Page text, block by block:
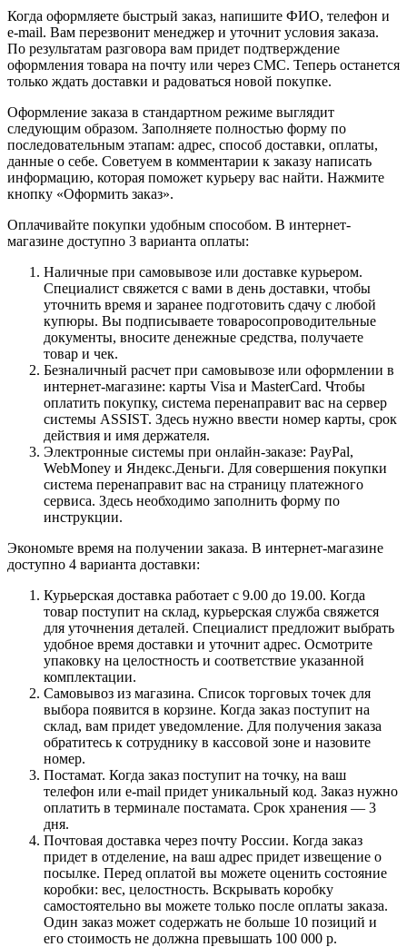
Когда оформляете быстрый заказ, напишите ФИО, телефон и
e-mail. Вам перезвонит менеджер и уточнит условия заказа.
По результатам разговора вам придет подтверждение
оформления товара на почту или через СМС. Теперь останется
только ждать доставки и радоваться новой покупке.
Оформление заказа в стандартном режиме выглядит
следующим образом. Заполняете полностью форму по
последовательным этапам: адрес, способ доставки, оплаты,
данные о себе. Советуем в комментарии к заказу написать
информацию, которая поможет курьеру вас найти. Нажмите
кнопку «Оформить заказ».
Оплачивайте покупки удобным способом. В интернет-
магазине доступно 3 варианта оплаты:
Наличные при самовывозе или доставке курьером.
Специалист свяжется с вами в день доставки, чтобы
уточнить время и заранее подготовить сдачу с любой
купюры. Вы подписываете товаросопроводительные
документы, вносите денежные средства, получаете
товар и чек.
Безналичный расчет при самовывозе или оформлении в
интернет-магазине: карты Visa и MasterCard. Чтобы
оплатить покупку, система перенаправит вас на сервер
системы ASSIST. Здесь нужно ввести номер карты, срок
действия и имя держателя.
Электронные системы при онлайн-заказе: PayPal,
WebMoney и Яндекс.Деньги. Для совершения покупки
система перенаправит вас на страницу платежного
сервиса. Здесь необходимо заполнить форму по
инструкции.
Экономьте время на получении заказа. В интернет-магазине
доступно 4 варианта доставки:
Курьерская доставка работает с 9.00 до 19.00. Когда
товар поступит на склад, курьерская служба свяжется
для уточнения деталей. Специалист предложит выбрать
удобное время доставки и уточнит адрес. Осмотрите
упаковку на целостность и соответствие указанной
комплектации.
Самовывоз из магазина. Список торговых точек для
выбора появится в корзине. Когда заказ поступит на
склад, вам придет уведомление. Для получения заказа
обратитесь к сотруднику в кассовой зоне и назовите
номер.
Постамат. Когда заказ поступит на точку, на ваш
телефон или e-mail придет уникальный код. Заказ нужно
оплатить в терминале постамата. Срок хранения — 3
дня.
Почтовая доставка через почту России. Когда заказ
придет в отделение, на ваш адрес придет извещение о
посылке. Перед оплатой вы можете оценить состояние
коробки: вес, целостность. Вскрывать коробку
самостоятельно вы можете только после оплаты заказа.
Один заказ может содержать не больше 10 позиций и
его стоимость не должна превышать 100 000 р.